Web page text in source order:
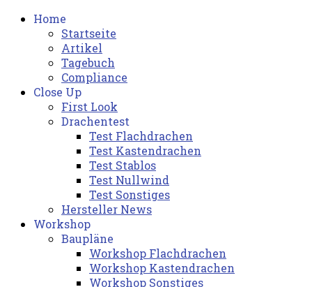
Home
Startseite
Artikel
Tagebuch
Compliance
Close Up
First Look
Drachentest
Test Flachdrachen
Test Kastendrachen
Test Stablos
Test Nullwind
Test Sonstiges
Hersteller News
Workshop
Baupläne
Workshop Flachdrachen
Workshop Kastendrachen
Workshop Sonstiges